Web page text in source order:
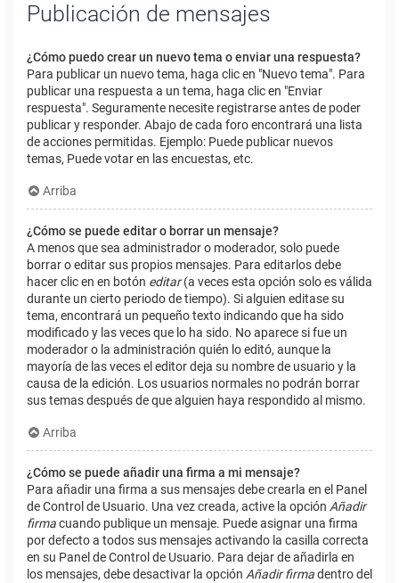
Publicación de mensajes
¿Cómo puedo crear un nuevo tema o enviar una respuesta?
Para publicar un nuevo tema, haga clic en "Nuevo tema". Para
publicar una respuesta a un tema, haga clic en "Enviar
respuesta". Seguramente necesite registrarse antes de poder
publicar y responder. Abajo de cada foro encontrará una lista
de acciones permitidas. Ejemplo: Puede publicar nuevos
temas, Puede votar en las encuestas, etc.
Arriba
¿Cómo se puede editar o borrar un mensaje?
A menos que sea administrador o moderador, solo puede
borrar o editar sus propios mensajes. Para editarlos debe
hacer clic en en botón editar(a veces esta opción solo es válida
durante un cierto periodo de tiempo). Si alguien editase su
tema, encontrará un pequeño texto indicando que ha sido
modificado y las veces que lo ha sido. No aparece si fue un
moderador o la administración quién lo editó, aunque la
mayoría de las veces el editor deja su nombre de usuario y la
causa de la edición. Los usuarios normales no podrán borrar
sus temas después de que alguien haya respondido al mismo.
Arriba
¿Cómo se puede añadir una firma a mi mensaje?
Para añadir una firma a sus mensajes debe crearla en el Panel
de Control de Usuario. Una vez creada, active la opción Añadir
firmacuando publique un mensaje. Puede asignar una firma
por defecto a todos sus mensajes activando la casilla correcta
en su Panel de Control de Usuario. Para dejar de añadirla en
los mensajes, debe desactivar la opción Añadir firmadentro del